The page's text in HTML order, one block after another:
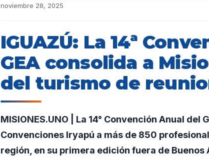
noviembre 28, 2025
IGUAZÚ: La 14ª
GEA consolida a
del turismo de
MISIONES.UNO | La 14° Convención Anual del
Convenciones Iryapú a más de 850
región, en su primera edición fuera de Buenos